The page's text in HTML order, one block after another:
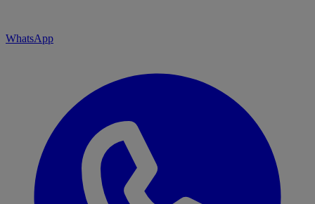
WhatsApp